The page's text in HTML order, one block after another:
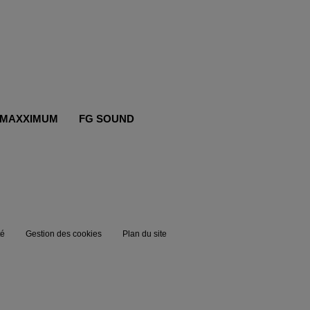
FG SOUND
Gestion des cookies Plan du site